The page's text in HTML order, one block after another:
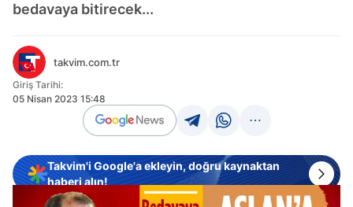
bedavaya bitirecek...
takvim.com.tr
Giriş Tarihi:
05 Nisan 2023 15:48
Takvim'i Google'a ekleyin, doğru kaynaktan
haberi alın!